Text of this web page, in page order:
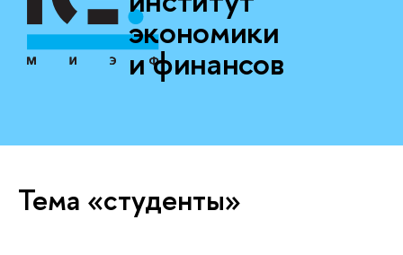
экономики
и финансов
Тема «студенты»